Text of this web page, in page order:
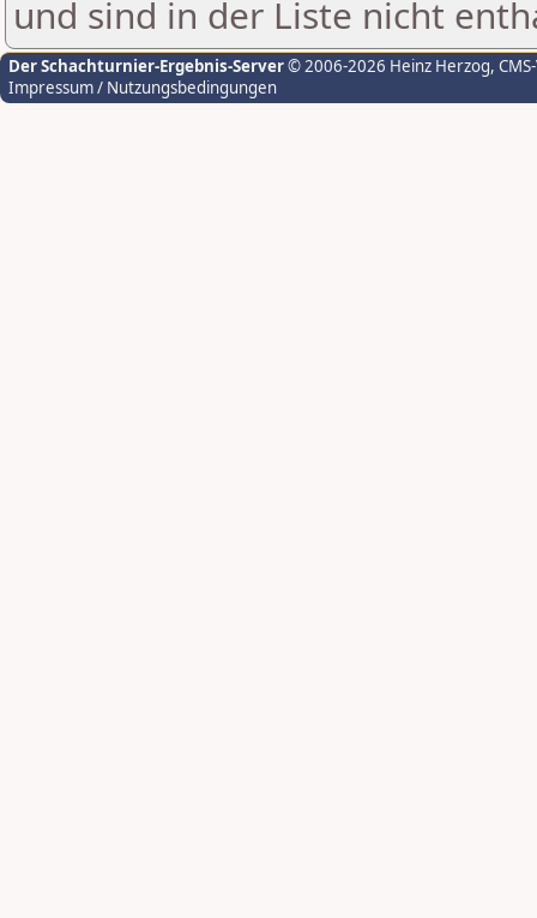
und sind in der Liste nicht
Der Schachturnier-Ergebnis-Server© 2006-2026 Heinz Herzog,
Impressum / Nutzungsbedingungen